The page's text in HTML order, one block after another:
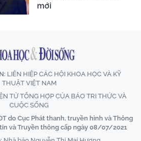
mới
LIÊN HIỆP CÁC HỘI KHOA HỌC VÀ KỸ
THUẬT VIỆT NAM
TỬ TỔNG HỢP CỦA BÁO TRI THỨC VÀ
CUỘC SỐNG
do Cục Phát thanh, truyền hình và Thông
và Truyền thông cấp ngày 08/07/2021